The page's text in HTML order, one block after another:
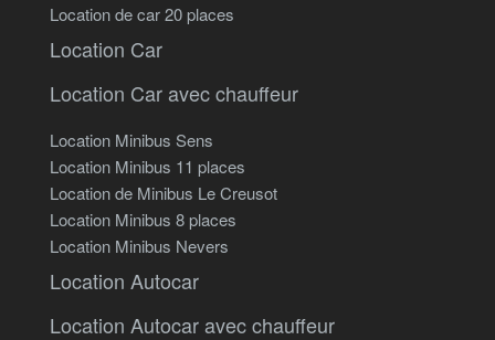
Location de car 20 places
Location Car
Location Car avec chauffeur
Location Minibus Sens
Location Minibus 11 places
Location de Minibus Le Creusot
Location Minibus 8 places
Location Minibus Nevers
Location Autocar
Location Autocar avec chauffeur